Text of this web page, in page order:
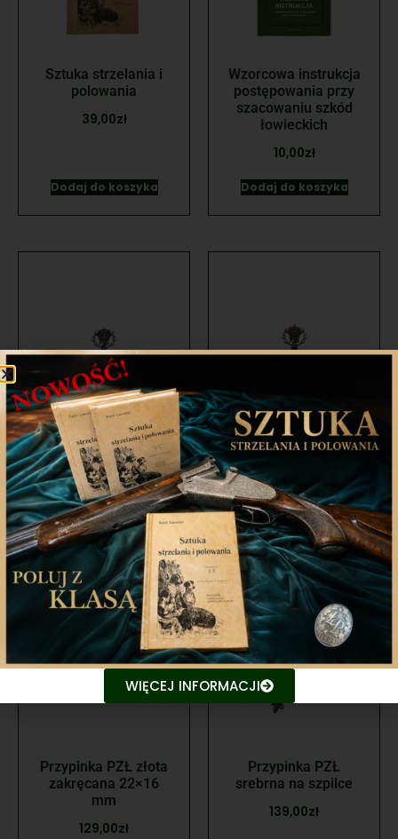
Sztuka strzelania i
polowania
39,00zł
Dodaj do koszyka
Wzorcowa instrukcja
postępowania przy
szacowaniu szkód
łowieckich
10,00zł
Dodaj do koszyka
Przypinka PZŁ
srebrna zakręcana
22×16 mm
119,00zł
Dodaj do koszyka
Przypinka PZŁ złota
zakręcana 28×22
139,00zł
Dodaj do koszyka
Przypinka PZŁ złota
zakręcana 22×16
mm
129,00zł
Przypinka PZŁ
srebrna na szpilce
139,00zł
WIĘCEJ INFORMACJI